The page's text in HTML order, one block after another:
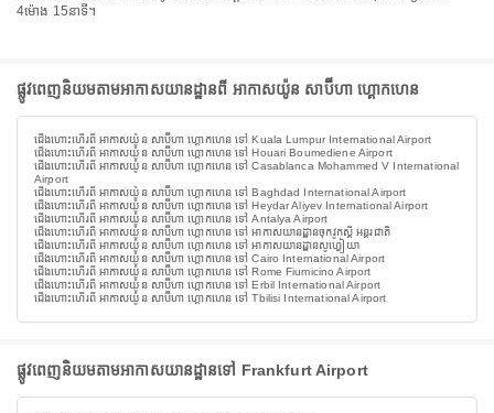
4ម៉ោង 15នាទី។
ផ្លូវពេញនិយមតាមអាកាសយានដ្ឋានពី អាកាសយ៉ូន សាប៊ីហា ហ្គោកហេន
ជើងហោះហើរពី អាកាសយ៉ូន សាប៊ីហា ហ្គោកហេន ទៅ Kuala Lumpur International Airport
ជើងហោះហើរពី អាកាសយ៉ូន សាប៊ីហា ហ្គោកហេន ទៅ Houari Boumediene Airport
ជើងហោះហើរពី អាកាសយ៉ូន សាប៊ីហា ហ្គោកហេន ទៅ Casablanca Mohammed V International
Airport
ជើងហោះហើរពី អាកាសយ៉ូន សាប៊ីហា ហ្គោកហេន ទៅ Baghdad International Airport
ជើងហោះហើរពី អាកាសយ៉ូន សាប៊ីហា ហ្គោកហេន ទៅ Heydar Aliyev International Airport
ជើងហោះហើរពី អាកាសយ៉ូន សាប៊ីហា ហ្គោកហេន ទៅ Antalya Airport
ជើងហោះហើរពី អាកាសយ៉ូន សាប៊ីហា ហ្គោកហេន ទៅ អាកាសយានដ្ឋានចុកវូកស្តី អន្តរជាតិ
ជើងហោះហើរពី អាកាសយ៉ូន សាប៊ីហា ហ្គោកហេន ទៅ អាកាសយានដ្ឋានសូហ្វៀយា
ជើងហោះហើរពី អាកាសយ៉ូន សាប៊ីហា ហ្គោកហេន ទៅ Cairo International Airport
ជើងហោះហើរពី អាកាសយ៉ូន សាប៊ីហា ហ្គោកហេន ទៅ Rome Fiumicino Airport
ជើងហោះហើរពី អាកាសយ៉ូន សាប៊ីហា ហ្គោកហេន ទៅ Erbil International Airport
ជើងហោះហើរពី អាកាសយ៉ូន សាប៊ីហា ហ្គោកហេន ទៅ Tbilisi International Airport
ផ្លូវពេញនិយមតាមអាកាសយានដ្ឋានទៅ Frankfurt Airport